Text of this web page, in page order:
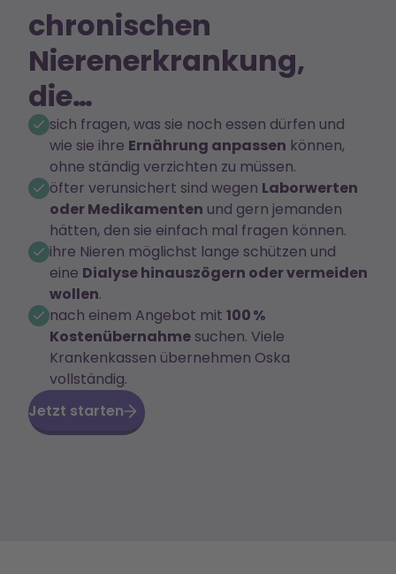
chronischen
Nierenerkrankung,
die…
sich fragen, was sie noch essen dürfen und
wie sie ihre Ernährung anpassen können,
ohne ständig verzichten zu müssen.
öfter verunsichert sind wegen Laborwerten
oder Medikamenten und gern jemanden
hätten, den sie einfach mal fragen können.
ihre Nieren möglichst lange schützen und
eine Dialyse hinauszögern oder vermeiden
wollen.
nach einem Angebot mit 100 %
Kostenübernahme suchen. Viele
Krankenkassen übernehmen Oska
vollständig.
Jetzt starten